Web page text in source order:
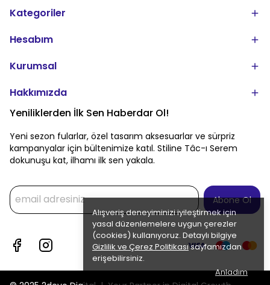
Alışveriş deneyiminizi iyileştirmek için
yasal düzenlemelere uygun çerezler
(cookies) kullanıyoruz. Detaylı bilgiye
Gizlilik ve Çerez Politikasısayfamızdan
erişebilirsiniz.
Anladım
Kategoriler
Hesabım
Kurumsal
Hakkımızda
Yeniliklerden İlk Sen Haberdar Ol!
Yeni sezon fularlar, özel tasarım aksesuarlar ve sürpriz
kampanyalar için bültenimize katıl. Stiline Tâc-ı Serem
dokunuşu kat, ilhamı ilk sen yakala.
Abone Ol